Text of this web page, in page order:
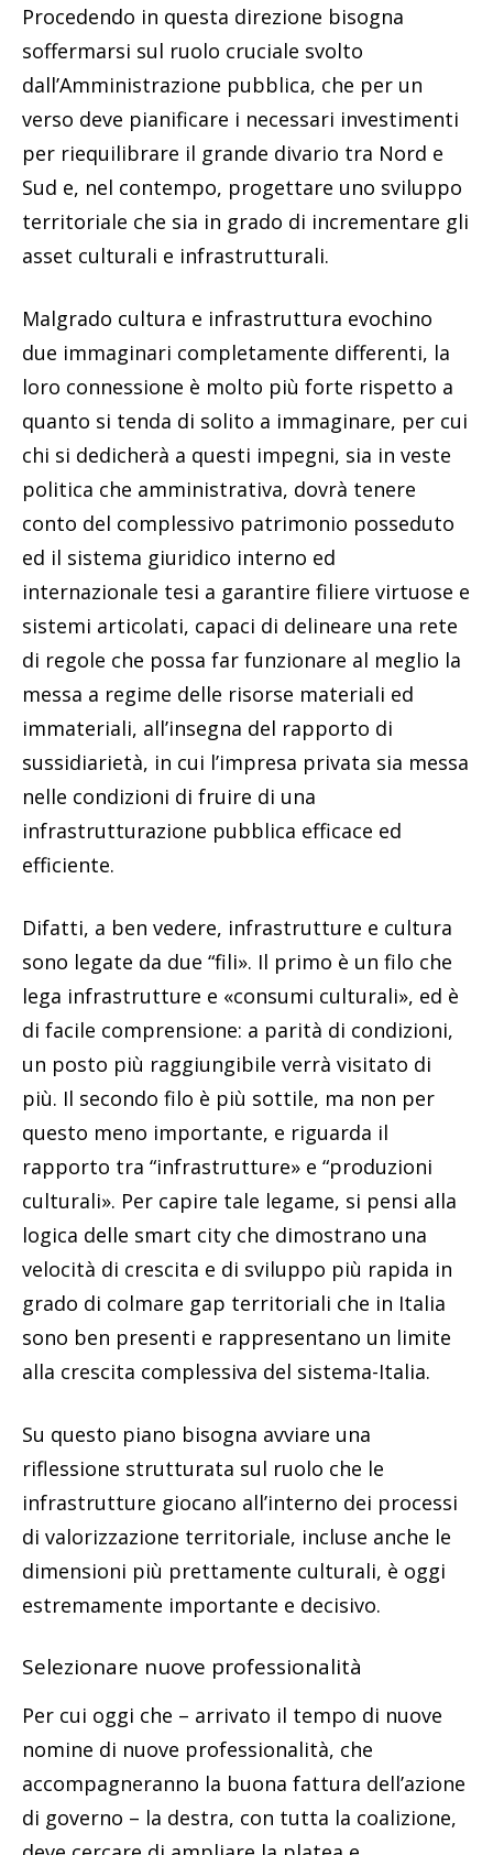
Procedendo in questa direzione bisogna
soffermarsi sul ruolo cruciale svolto
dall’Amministrazione pubblica, che per un
verso deve pianificare i necessari investimenti
per riequilibrare il grande divario tra Nord e
Sud e, nel contempo, progettare uno sviluppo
territoriale che sia in grado di incrementare gli
asset culturali e infrastrutturali.
Malgrado cultura e infrastruttura evochino
due immaginari completamente differenti, la
loro connessione è molto più forte rispetto a
quanto si tenda di solito a immaginare, per cui
chi si dedicherà a questi impegni, sia in veste
politica che amministrativa, dovrà tenere
conto del complessivo patrimonio posseduto
ed il sistema giuridico interno ed
internazionale tesi a garantire filiere virtuose e
sistemi articolati, capaci di delineare una rete
di regole che possa far funzionare al meglio la
messa a regime delle risorse materiali ed
immateriali, all’insegna del rapporto di
sussidiarietà, in cui l’impresa privata sia messa
nelle condizioni di fruire di una
infrastrutturazione pubblica efficace ed
efficiente.
Difatti, a ben vedere, infrastrutture e cultura
sono legate da due “fili». Il primo è un filo che
lega infrastrutture e «consumi culturali», ed è
di facile comprensione: a parità di condizioni,
un posto più raggiungibile verrà visitato di
più. Il secondo filo è più sottile, ma non per
questo meno importante, e riguarda il
rapporto tra “infrastrutture» e “produzioni
culturali». Per capire tale legame, si pensi alla
logica delle smart city che dimostrano una
velocità di crescita e di sviluppo più rapida in
grado di colmare gap territoriali che in Italia
sono ben presenti e rappresentano un limite
alla crescita complessiva del sistema-Italia.
Su questo piano bisogna avviare una
riflessione strutturata sul ruolo che le
infrastrutture giocano all’interno dei processi
di valorizzazione territoriale, incluse anche le
dimensioni più prettamente culturali, è oggi
estremamente importante e decisivo.
Selezionare nuove professionalità
Per cui oggi che – arrivato il tempo di nuove
nomine di nuove professionalità, che
accompagneranno la buona fattura dell’azione
di governo – la destra, con tutta la coalizione,